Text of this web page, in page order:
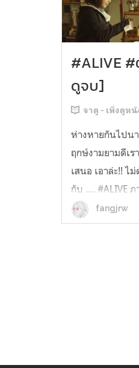
#ALIVE #
ดูจบ]
จาดู - เพิ่งดูหนั
ห่างหายกันไปน
ฤกษ์งามยามดีเ
เสนอ เอาล่ะ!! ไ
กับ .... #ALIVE
ตรงจากเกาหลี
Normal เบา ๆ
fangjrw